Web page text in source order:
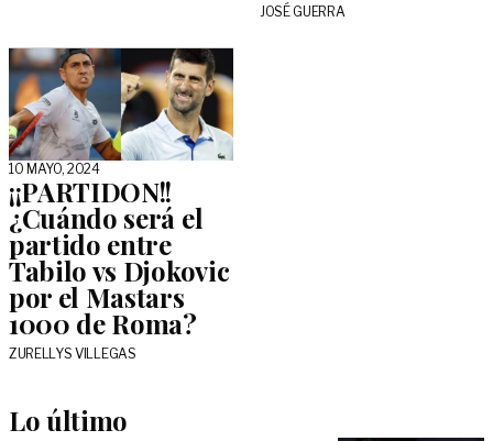
JOSÉ GUERRA
10 MAYO, 2024
¡¡PARTIDON!!
¿Cuándo será el
partido entre
Tabilo vs Djokovic
por el Mastars
1000 de Roma?
ZURELLYS VILLEGAS
Lo último